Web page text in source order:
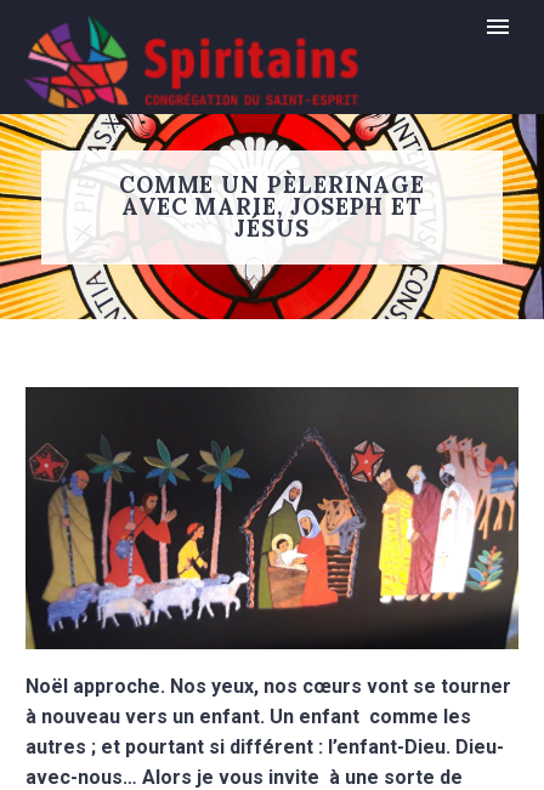
COMME UN PÈLERINAGE
AVEC MARIE, JOSEPH ET
JÉSUS
Noël approche. Nos yeux, nos cœurs vont se tourner
à nouveau vers un enfant. Un enfant comme les
autres ; et pourtant si différent : l’enfant-Dieu. Dieu-
avec-nous… Alors je vous invite à une sorte de